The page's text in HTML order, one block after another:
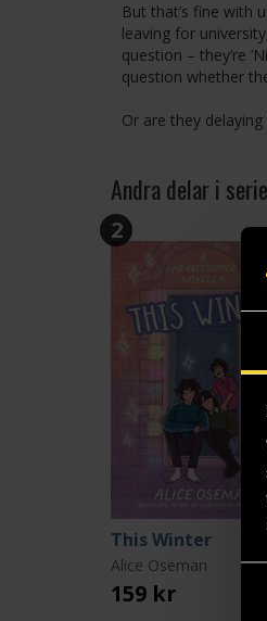
But that’s fine with
leaving for
question – they’re
question whether
Or are they
Andra delar i
2
This Winter
Alice Oseman
159 kr